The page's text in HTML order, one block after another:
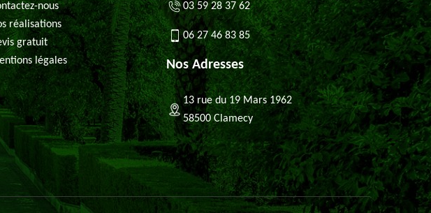
nous
réalisations
gratuit
légales
03 59 28 37 62
06 27 46 83 85
Nos Adresses
13 rue du 19 Mars 1962
58500 Clamecy